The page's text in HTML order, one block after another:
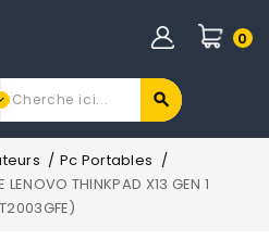
0
Pc Portables
LENOVO THINKPAD X13 GEN 1